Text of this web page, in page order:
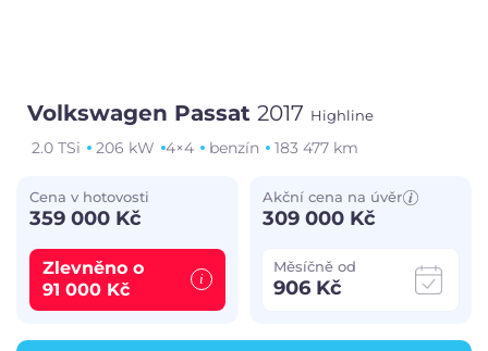
Volkswagen Passat2017 Highline
2.0 TSi 206 kW 4×4 benzín 183 477 km
Měsíčně od
906 Kč
Akční cena na úvěr
309 000 Kč
Zlevněno o
91 000 Kč
Cena v hotovosti
359 000 Kč